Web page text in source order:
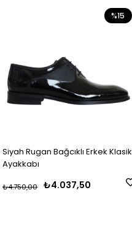
Siyah Rugan Bağcıklı Erkek Klasik
Ayakkabı
₺4.037,50
₺4.750,00
%15